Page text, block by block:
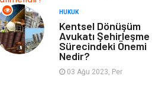
Endüstriyel
Ürünler
Markalar Telekomünikasyon
HUKUK
Kentsel Dönüşüm
Avukatı Şehirleşme
Sürecindeki Önemi
Nedir?
03 Ağu 2023, Per